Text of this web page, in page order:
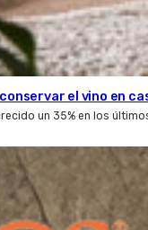
el vino en
un 35% en los